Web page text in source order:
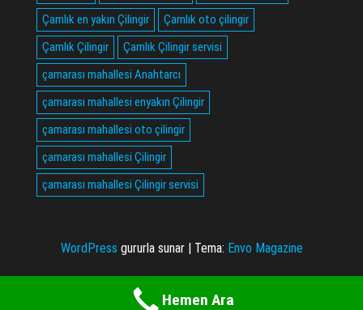
Çamlık en yakın Çilingir
Çamlık oto çilingir
Çamlık Çilingir
Çamlık Çilingir servisi
çamarası mahallesi Anahtarcı
çamarası mahallesi enyakın Çilingir
çamarası mahallesi oto çilingir
çamarası mahallesi Çilingir
çamarası mahallesi Çilingir servisi
WordPress gururla sunar | Tema: Envo Magazine
Hemen Ara